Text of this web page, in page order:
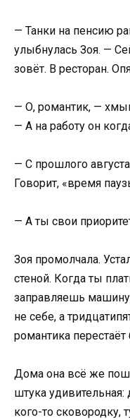
— Танки на пенсию
улыбнулась Зоя. —
зовёт. В ресторан.
— О, романтик, —
— А на работу он
— С прошлого
Говорит, «время
— А ты свои
Зоя промолчала.
стеной. Когда ты
заправляешь
не себе, а
романтика
Дома она всё же
штука
кого-то сковородку,